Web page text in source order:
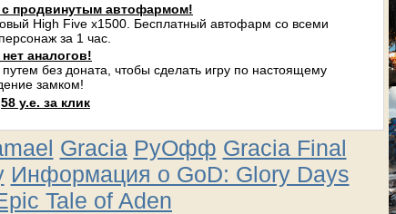
с продвинутым автофармом!
High Five x1500. Бесплатный автофарм со всеми
за 1 час.
аналогов!
без доната, чтобы сделать игру по настоящему
замком!
у.е. за клик
Gracia РуОфф Gracia Final
Информация о GoD: Glory Days
Tale of Aden